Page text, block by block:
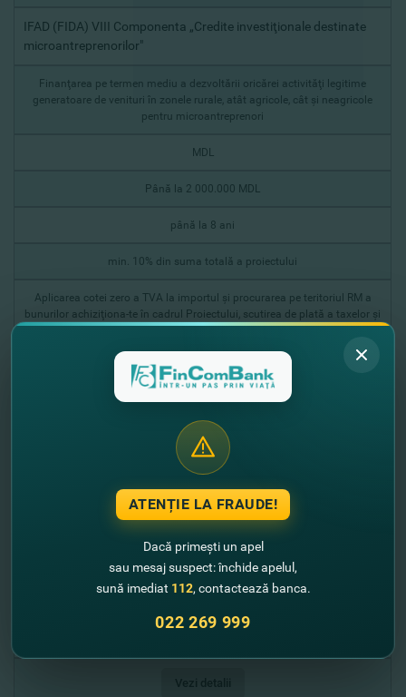
IFAD (FIDA) VIII Componenta „Credite investiţionale destinate
microantreprenorilor"
Finanţarea pe termen mediu a dezvoltării oricărei activităţi legitime
generatoare de venituri în zonele rurale, atât agricole, cât şi neagricole
pentru microantreprenori
MDL
Până la 2 000.000 MDL
până la 8 ani
min. 10% din suma totală a proiectului
Aplicarea cotei zero a TVA la importul şi procurarea pe teritoriul RM a
bunurilor achiziţiona-te în cadrul Proiectului, scutirea de plată a taxelor şi
Vezi detalii
CEB_IMMM_COVID
Întreprinderile micro, mici şi mijlocii (IMMM) implicate în activităţi
economice, afectate de criza pandemică Covid-19.
pânâ la 6 ani
Vezi detalii
ATENȚIE LA FRAUDE!
Dacă primești un apel
sau mesaj suspect: închide apelul,
sună imediat 112, contactează banca.
022 269 999